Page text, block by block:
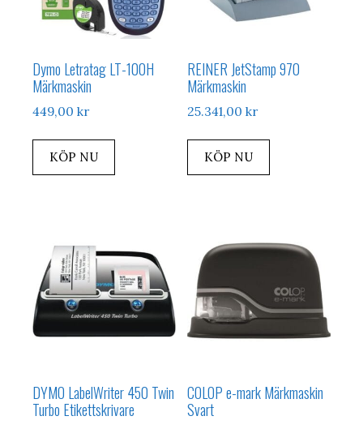
Dymo Letratag LT-100H
Märkmaskin
449,00 kr
KÖP NU
REINER JetStamp 970
Märkmaskin
25.341,00kr
KÖP NU
DYMO LabelWriter 450 Twin
Turbo Etikettskrivare
COLOP e-mark Märkmaskin
Svart